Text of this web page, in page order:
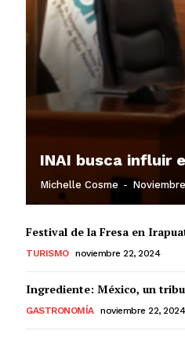
INAI busca influir
Michelle Cosme -
Festival de la Fresa en
TURISMO noviembre 22, 2024
Ingrediente: México, un
GASTRONOMÍA noviembre 22, 2024